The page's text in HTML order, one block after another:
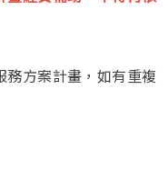
方案計畫，如有重複